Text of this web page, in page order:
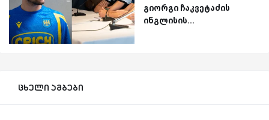
გიორგი ჩაკვეტაძის
ინგლისის...
ცხელი ამბები